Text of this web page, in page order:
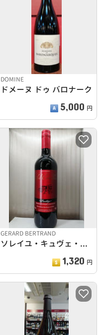
DOMINE
ドメーヌ ドゥ バロナーク
5,000 円
GERARD BERTRAND
ソレイユ・キュヴェ・ユーコ 甘口
1,320 円